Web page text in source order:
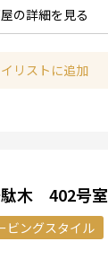
の詳細を見る
リストに追加
駄木 402号室
ビングスタイル